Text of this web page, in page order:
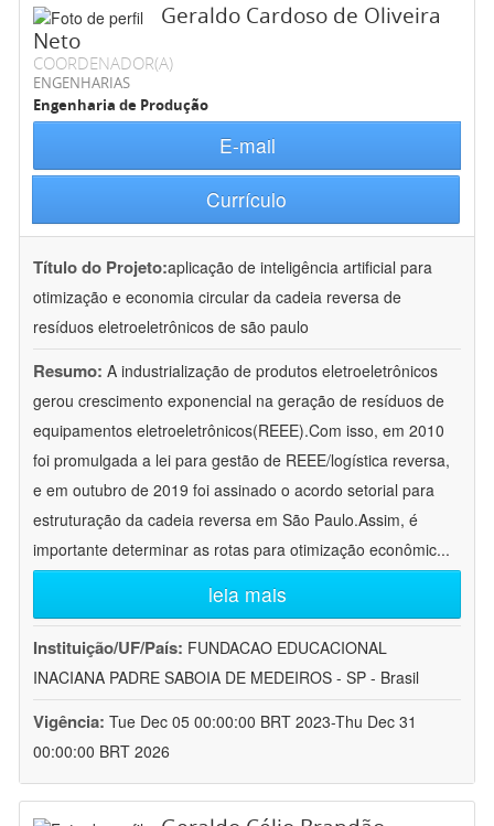
Geraldo Cardoso de Oliveira
Neto
COORDENADOR(A)
ENGENHARIAS
Engenharia de Produção
E-mail
Currículo
Título do Projeto:aplicação de inteligência artificial para
otimização e economia circular da cadeia reversa de
resíduos eletroeletrônicos de são paulo
Resumo: A industrialização de produtos eletroeletrônicos
gerou crescimento exponencial na geração de resíduos de
equipamentos eletroeletrônicos(REEE).Com isso, em 2010
foi promulgada a lei para gestão de REEE/logística reversa,
e em outubro de 2019 foi assinado o acordo setorial para
estruturação da cadeia reversa em São Paulo.Assim, é
importante determinar as rotas para otimização econômic...
leia mais
Instituição/UF/País: FUNDACAO EDUCACIONAL
INACIANA PADRE SABOIA DE MEDEIROS - SP - Brasil
Vigência: Tue Dec 05 00:00:00 BRT 2023-Thu Dec 31
00:00:00 BRT 2026